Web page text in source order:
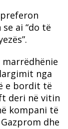
ai “do të
nga
e bordit të
deri në vitin
kompani të
dhe